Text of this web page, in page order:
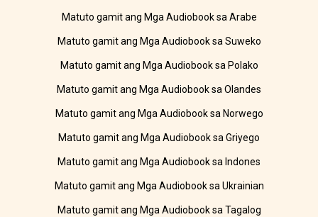
Matuto gamit ang Mga Audiobook sa Arabe
Matuto gamit ang Mga Audiobook sa Suweko
Matuto gamit ang Mga Audiobook sa Polako
Matuto gamit ang Mga Audiobook sa Olandes
Matuto gamit ang Mga Audiobook sa Norwego
Matuto gamit ang Mga Audiobook sa Griyego
Matuto gamit ang Mga Audiobook sa Indones
Matuto gamit ang Mga Audiobook sa Ukrainian
Matuto gamit ang Mga Audiobook sa Tagalog